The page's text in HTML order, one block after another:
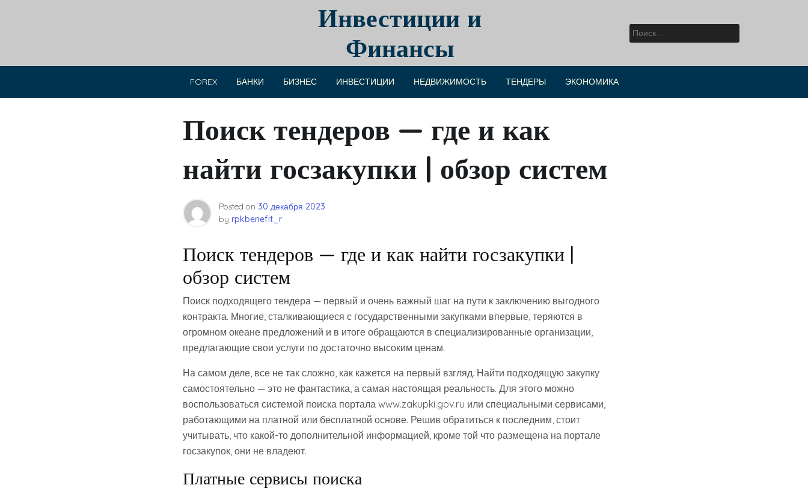
Инвестиции и
Финансы
Найти:
FOREX БАНКИ БИЗНЕС ИНВЕСТИЦИИ НЕДВИЖИМОСТЬ ТЕНДЕРЫ ЭКОНОМИКА
Поиск тендеров — где и как
найти госзакупки | обзор систем
Posted on 30 декабря 2023
by rpkbenefit_r
Поиск тендеров — где и как найти госзакупки |
обзор систем
Поиск подходящего тендера — первый и очень важный шаг на пути к заключению выгодного
контракта. Многие, сталкивающиеся с государственными закупками впервые, теряются в
огромном океане предложений и в итоге обращаются в специализированные организации,
предлагающие свои услуги по достаточно высоким ценам.
На самом деле, все не так сложно, как кажется на первый взгляд. Найти подходящую закупку
самостоятельно — это не фантастика, а самая настоящая реальность. Для этого можно
воспользоваться системой поиска портала www.zakupki.gov.ru или специальными сервисами,
работающими на платной или бесплатной основе. Решив обратиться к последним, стоит
учитывать, что какой-то дополнительной информацией, кроме той что размещена на портале
госзакупок, они не владеют.
Платные сервисы поиска